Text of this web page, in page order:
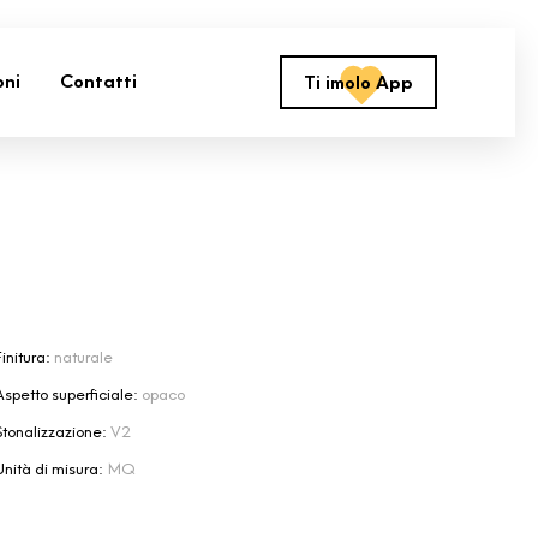
Contatti Ti imolo App
naturale
superficiale: opaco
V2
di misura: MQ